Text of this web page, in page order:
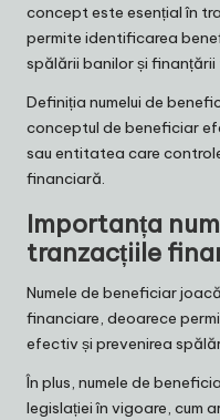
concept este esențial în
permite identificarea
spălării banilor și finanțării
Definiția numelui de
conceptul de beneficiar
sau entitatea care
financiară.
Importanța
tranzacțiile
Numele de beneficiar
financiare, deoarece
efectiv și prevenirea
În plus, numele de
legislației în vigoare, cum